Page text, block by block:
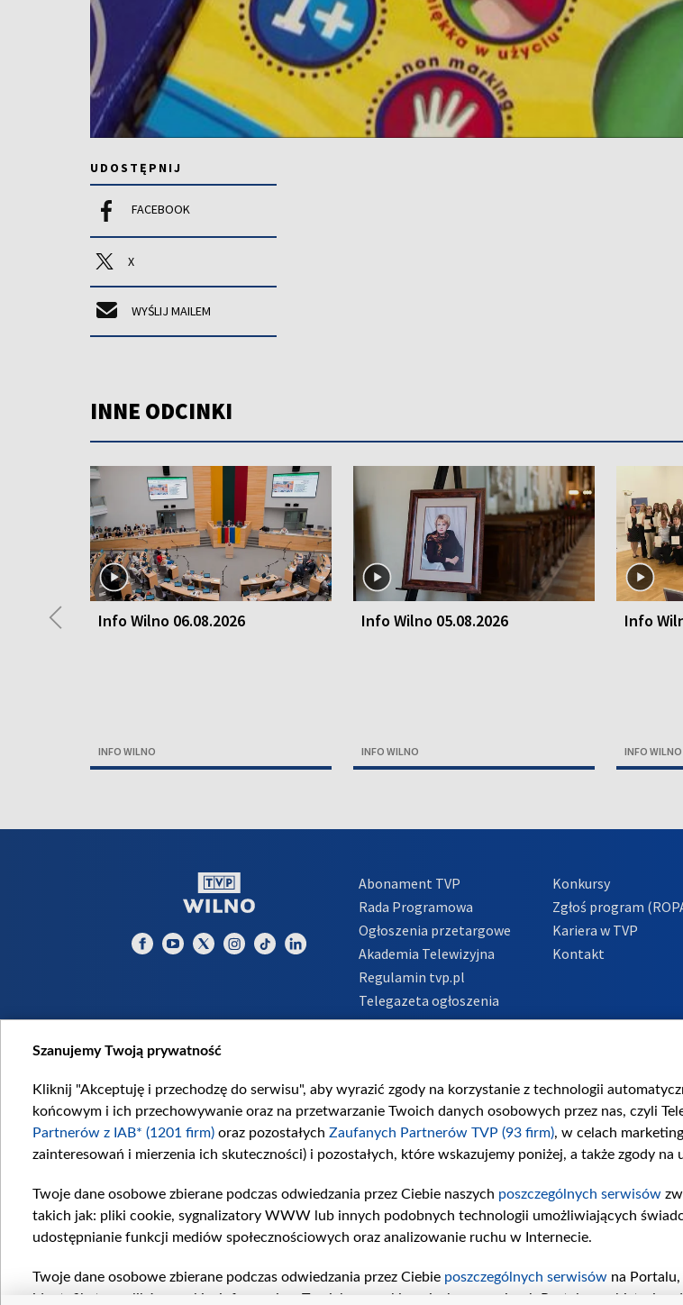
UDOSTĘPNIJ
FACEBOOK
X
WYŚLIJ MAILEM
INNE ODCINKI
Info Wilno 06.08.2026
INFO WILNO
Info Wilno 05.08.2026
INFO WILNO
Info
INFO WILNO
◀
Abonament TVP
Rada Programowa
Ogłoszenia przetargowe
Akademia Telewizyjna
Regulamin tvp.pl
Telegazeta ogłoszenia
Informacje o nadawcy
Konkursy
Zgłoś program
Kariera w TVP
Kontakt
Szanujemy Twoją prywatność
Kliknij "Akceptuję i przechodzę do serwisu", aby wyrazić zgody na korzystanie z technologii
końcowym i ich przechowywanie oraz na przetwarzanie Twoich danych osobowych przez nas, czyli
Partnerów z IAB* (1201 firm) oraz pozostałych Zaufanych Partnerów TVP (93 firm), w celach
zainteresowań i mierzenia ich skuteczności) i pozostałych, które wskazujemy poniżej, a także zgody
Twoje dane osobowe zbierane podczas odwiedzania przez Ciebie naszych poszczególnych serwisów
takich jak: pliki cookie, sygnalizatory WWW lub innych podobnych technologii umożliwiających
udostępnianie funkcji mediów społecznościowych oraz analizowanie ruchu w Internecie.
Twoje dane osobowe zbierane podczas odwiedzania przez Ciebie poszczególnych serwisów na
identyfikatory plików cookie, informacje o Twoich wyszukiwaniach w serwisach Portalu czy historia